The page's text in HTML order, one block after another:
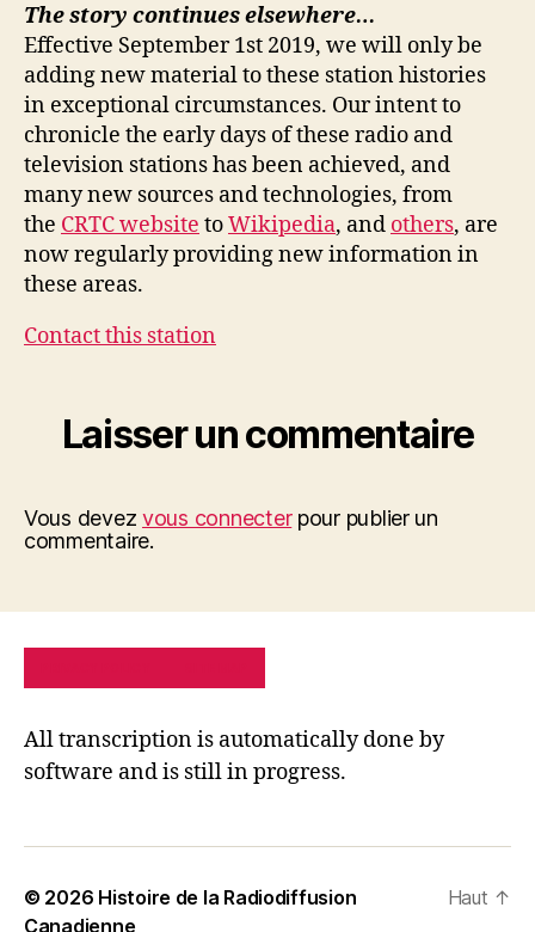
The story continues elsewhere…
Effective September 1st 2019, we will only be
adding new material to these station histories
in exceptional circumstances. Our intent to
chronicle the early days of these radio and
television stations has been achieved, and
many new sources and technologies, from
the CRTC website toWikipedia, and others, are
now regularly providing new information in
these areas.
Contact this station
Laisser un commentaire
Vous devezvous connecterpour publier un
commentaire.
All transcription is automatically done by
software and is still in progress.
© 2026 Histoire de la Radiodiffusion
Canadienne
Haut ↑